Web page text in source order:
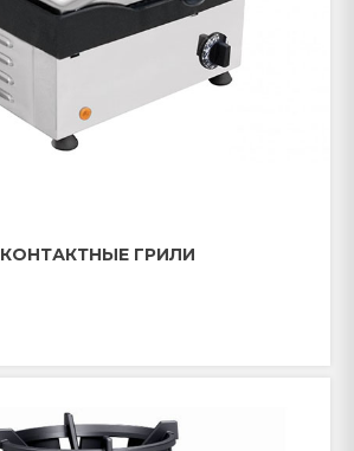
КОНТАКТНЫЕ ГРИЛИ